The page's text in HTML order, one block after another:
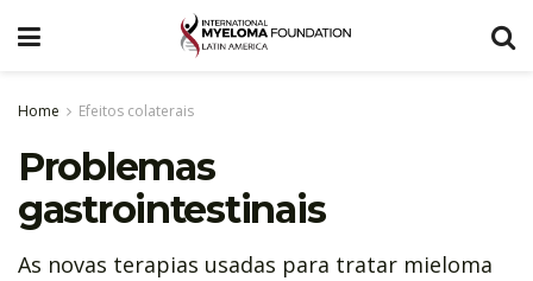
Home Efeitos colaterais
Problemas
gastrointestinais
As novas terapias usadas para tratar mieloma